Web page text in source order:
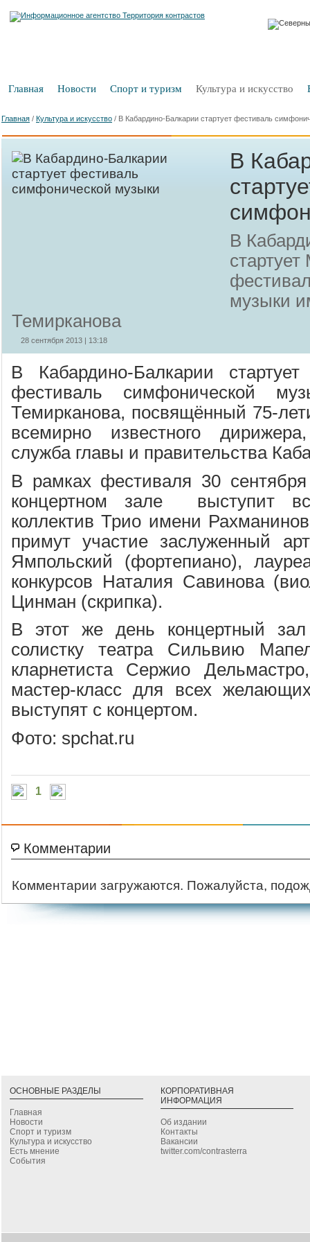
Главная Новости Спорт и туризм Культура и искусство
Главная / Культура и искусство / В Кабардино-Балкарии стартует фестиваль
В
В
музыки
Темирканова
28 сентября 2013 | 13:18
В Кабардино-Балкарии
фестиваль симфонической
Темирканова, посвящённый 75-
всемирно известного
служба главы и правительства
В рамках фестиваля 30 сентября
концертном зале выступит
коллектив Трио имени
примут участие заслуженный
Ямпольский (фортепиано),
конкурсов Наталия Савинова
Цинман (скрипка).
В этот же день концертный
солистку театра Сильвию
кларнетиста Сержио
мастер-класс для всех
выступят с концертом.
Фото: spchat.ru
1
Комментарии
Комментарии загружаются. Пожалуйста,
ОСНОВНЫЕ РАЗДЕЛЫ
Главная
Новости
Спорт и туризм
Культура и искусство
Есть мнение
События
КОРПОРАТИВНАЯ
ИНФОРМАЦИЯ
Об издании
Контакты
Вакансии
twitter.com/contrasterra